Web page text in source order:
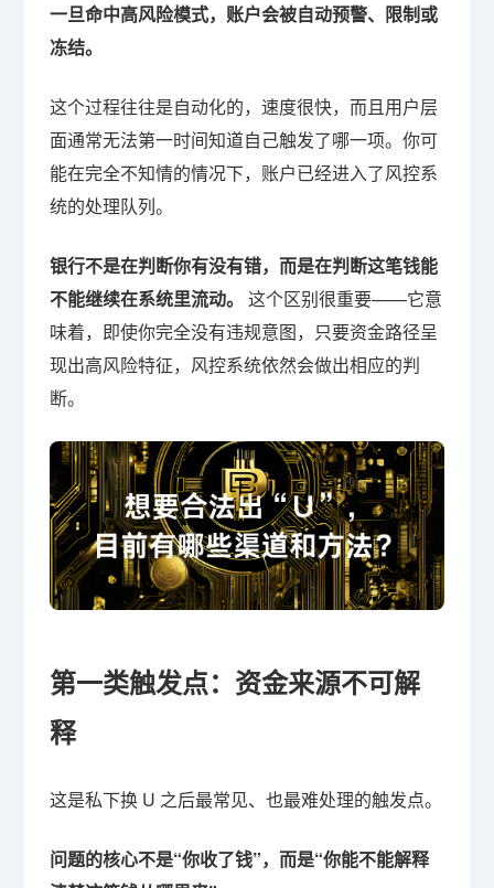
一旦命中高风险模式，账户会被自动预警、限制或
冻结。
这个过程往往是自动化的，速度很快，而且用户层
面通常无法第一时间知道自己触发了哪一项。你可
能在完全不知情的情况下，账户已经进入了风控系
统的处理队列。
银行不是在判断你有没有错，而是在判断这笔钱能
不能继续在系统里流动。 这个区别很重要——它意
味着，即使你完全没有违规意图，只要资金路径呈
现出高风险特征，风控系统依然会做出相应的判
断。
第一类触发点：资金来源不可解
释
这是私下换 U 之后最常见、也最难处理的触发点。
问题的核心不是“你收了钱”，而是“你能不能解释